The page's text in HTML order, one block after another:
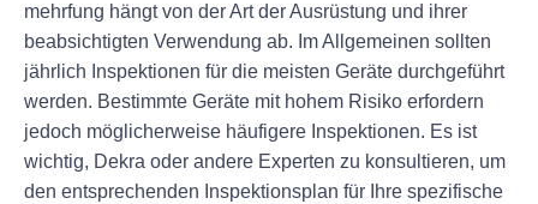
mehrfung hängt von der Art der Ausrüstung und ihrer
beabsichtigten Verwendung ab. Im Allgemeinen sollten
jährlich Inspektionen für die meisten Geräte durchgeführt
werden. Bestimmte Geräte mit hohem Risiko erfordern
jedoch möglicherweise häufigere Inspektionen. Es ist
wichtig, Dekra oder andere Experten zu konsultieren, um
den entsprechenden Inspektionsplan für Ihre spezifische